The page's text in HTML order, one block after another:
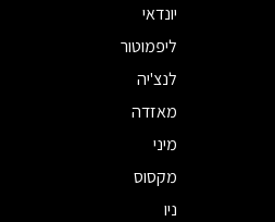
יונדאי
ליפמוטור
לנצ'יה
מאזדה
מיני
מקסוס
ניו